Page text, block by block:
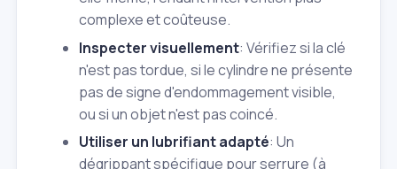
complexe et coûteuse.
Inspecter visuellement: Vérifiez si la clé
n'est pas tordue, si le cylindre ne présente
pas de signe d'endommagement visible,
ou si un objet n'est pas coincé.
Utiliser un lubrifiant adapté: Un
dégrippant spécifique pour serrure (à